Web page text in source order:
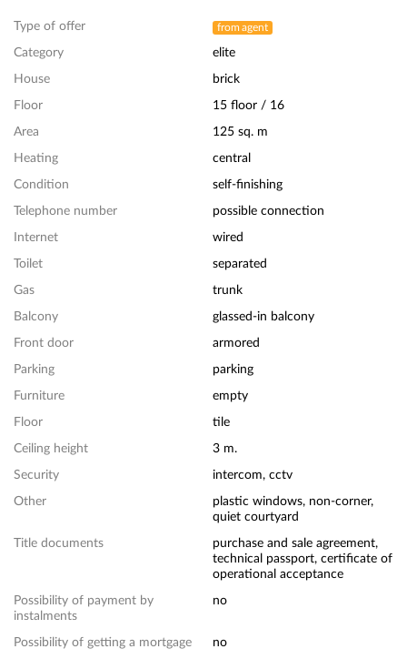
Type of offer from agent
Category elite
House brick
Floor 15 floor / 16
Area 125 sq. m
Heating central
Condition self-finishing
Telephone number possible connection
Internet wired
Toilet separated
Gas trunk
Balcony glassed-in balcony
Front door armored
Parking parking
Furniture empty
Floor tile
Ceiling height 3 m.
Security intercom, cctv
Other
plastic windows, non-corner,
quiet courtyard
Title documents
purchase and sale agreement,
technical passport, certificate of
operational acceptance
Possibility of payment by
instalments
no
Possibility of getting a mortgage no